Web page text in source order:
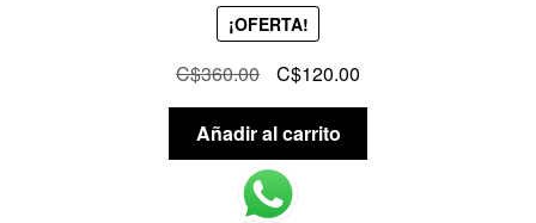
¡OFERTA!
C$360.00
El
precio
original
era:
C$360.00.
C$120.00El
precio
es:
Añadir al carrito